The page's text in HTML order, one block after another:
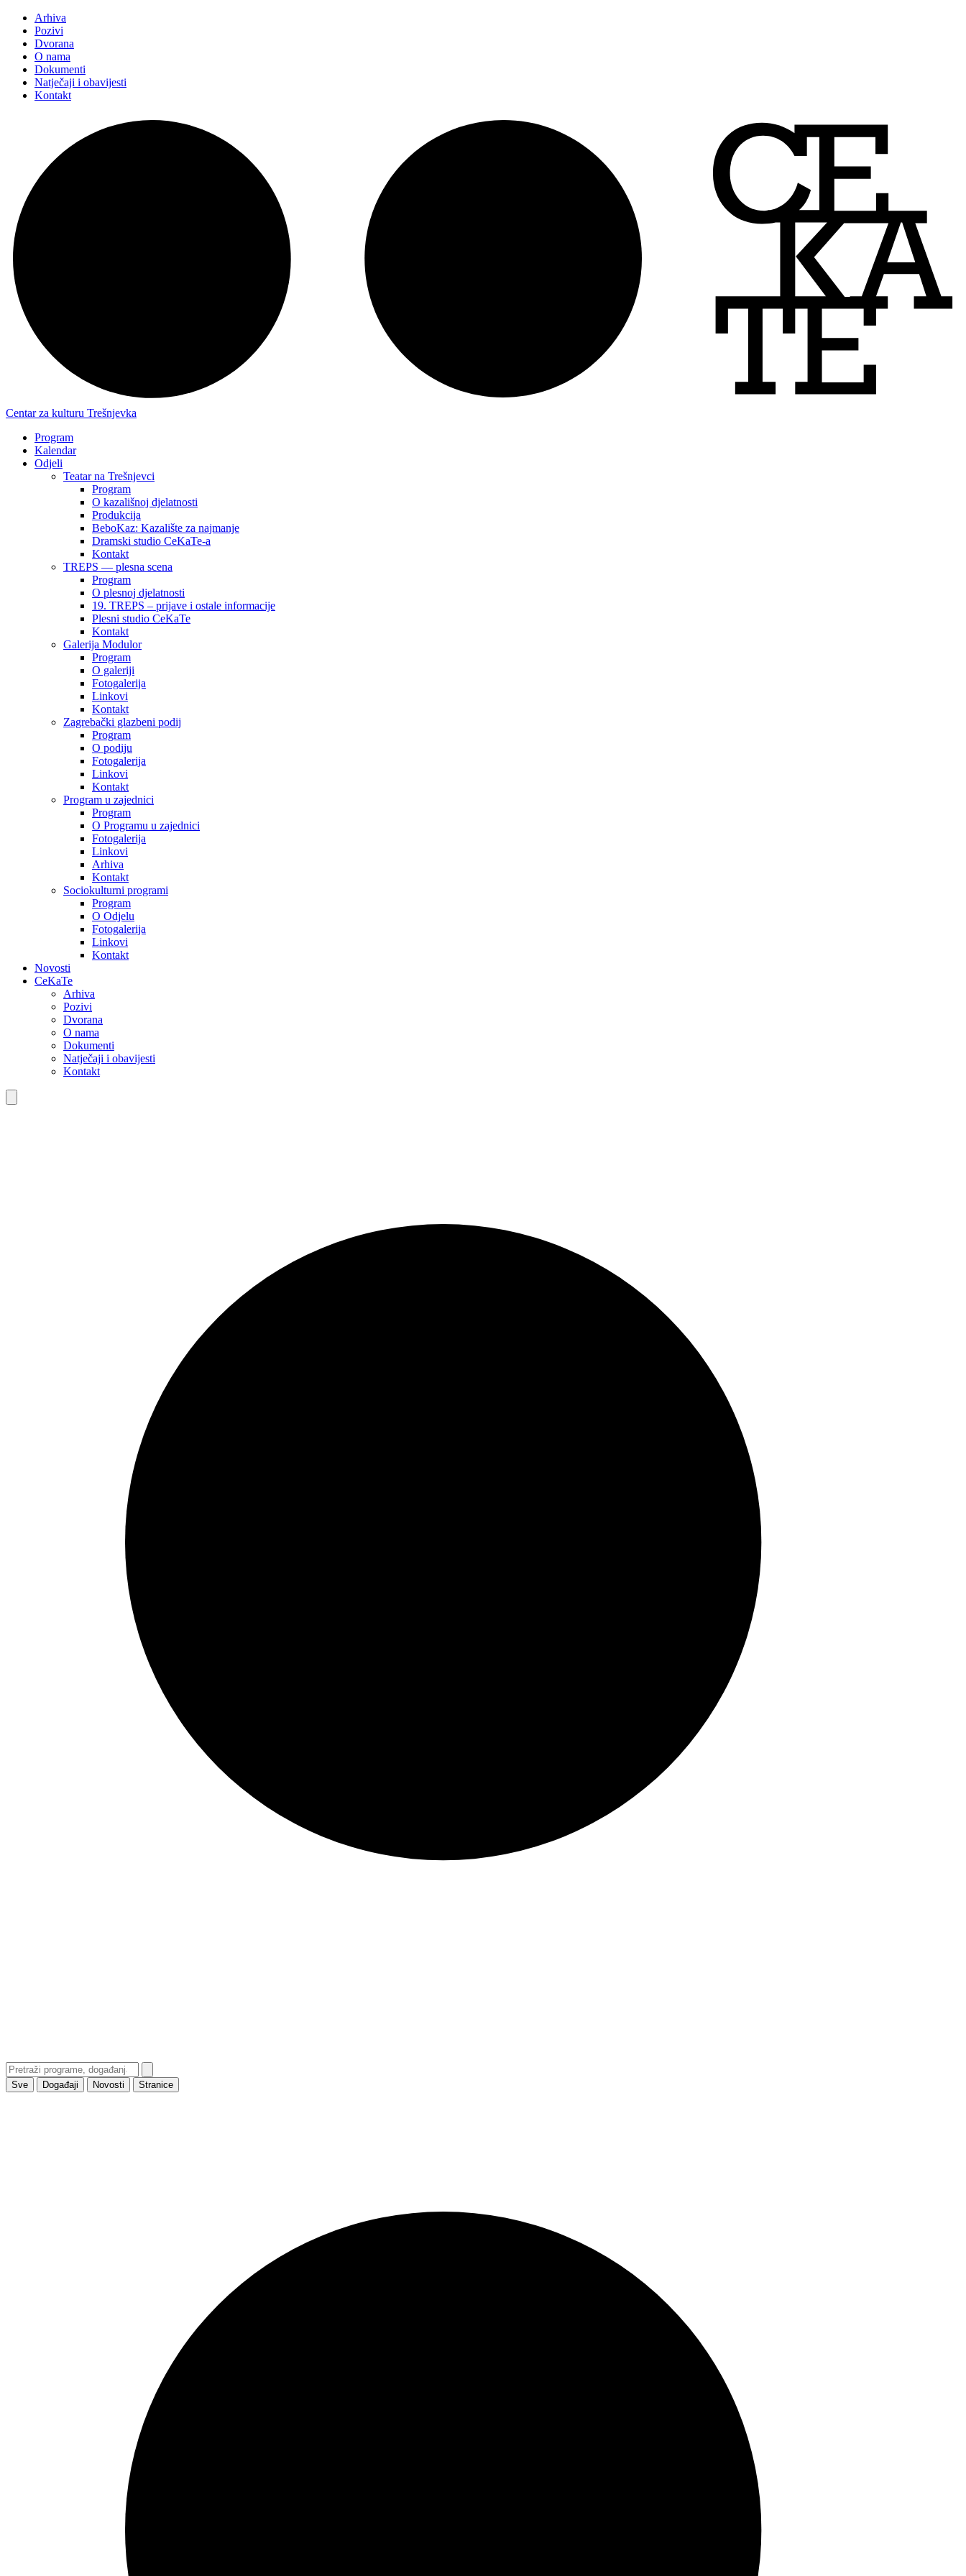
Arhiva
Pozivi
Dvorana
O nama
Dokumenti
Natječaji i obavijesti
Kontakt
Centar za kulturu Trešnjevka
Program
Kalendar
Odjeli
Teatar na Trešnjevci
Program
O kazališnoj djelatnosti
Produkcija
BeboKaz: Kazalište za najmanje
Dramski studio CeKaTe-a
Kontakt
TREPS — plesna scena
Program
O plesnoj djelatnosti
19. TREPS – prijave i ostale informacije
Plesni studio CeKaTe
Kontakt
Galerija Modulor
Program
O galeriji
Fotogalerija
Linkovi
Kontakt
Zagrebački glazbeni podij
Program
O podiju
Fotogalerija
Linkovi
Kontakt
Program u zajednici
Program
O Programu u zajednici
Fotogalerija
Linkovi
Arhiva
Kontakt
Sociokulturni programi
Program
O Odjelu
Fotogalerija
Linkovi
Kontakt
Novosti
CeKaTe
Arhiva
Pozivi
Dvorana
O nama
Dokumenti
Natječaji i obavijesti
Kontakt
Sve Događaji Novosti Stranice